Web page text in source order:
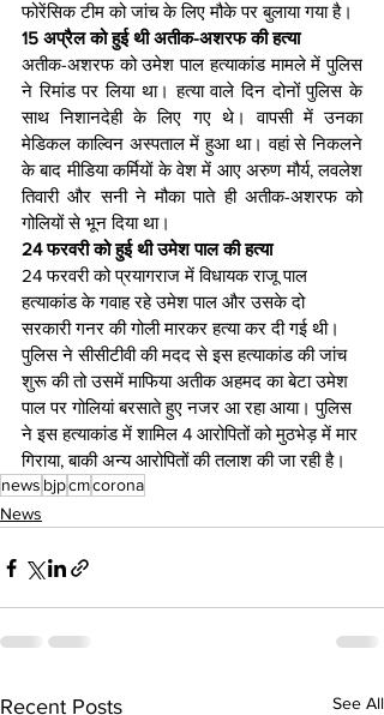
फोरेंसिक टीम को जांच के लिए मौके पर बुलाया गया है।
15 अप्रैल को हुई थी अतीक-अशरफ की हत्या
अतीक-अशरफ को उमेश पाल हत्याकांड मामले में पुलिस
ने रिमांड पर लिया था। हत्या वाले दिन दोनों पुलिस के
साथ निशानदेही के लिए गए थे। वापसी में उनका
मेडिकल काल्विन अस्पताल में हुआ था। वहां से निकलने
के बाद मीडिया कर्मियों के वेश में आए अरुण मौर्य, लवलेश
तिवारी और सनी ने मौका पाते ही अतीक-अशरफ को
गोलियों से भून दिया था।
24 फरवरी को हुई थी उमेश पाल की हत्या
24 फरवरी को प्रयागराज में विधायक राजू पाल
हत्याकांड के गवाह रहे उमेश पाल और उसके दो
सरकारी गनर की गोली मारकर हत्या कर दी गई थी।
पुलिस ने सीसीटीवी की मदद से इस हत्याकांड की जांच
शुरू की तो उसमें माफिया अतीक अहमद का बेटा उमेश
पाल पर गोलियां बरसाते हुए नजर आ रहा आया। पुलिस
ने इस हत्याकांड में शामिल 4 आरोपितों को मुठभेड़ में मार
गिराया, बाकी अन्य आरोपितों की तलाश की जा रही है।
news bjpcmcorona
News
Recent Posts See All